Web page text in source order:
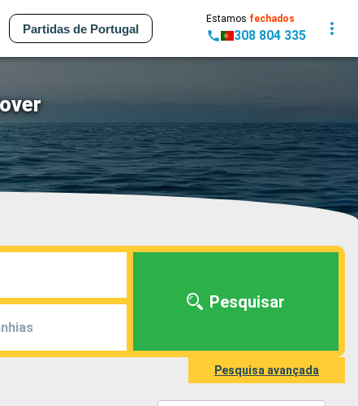
Partidas de Portugal
Estamos fechados
308 804 335
Pesquisar
Pesquisa avançada